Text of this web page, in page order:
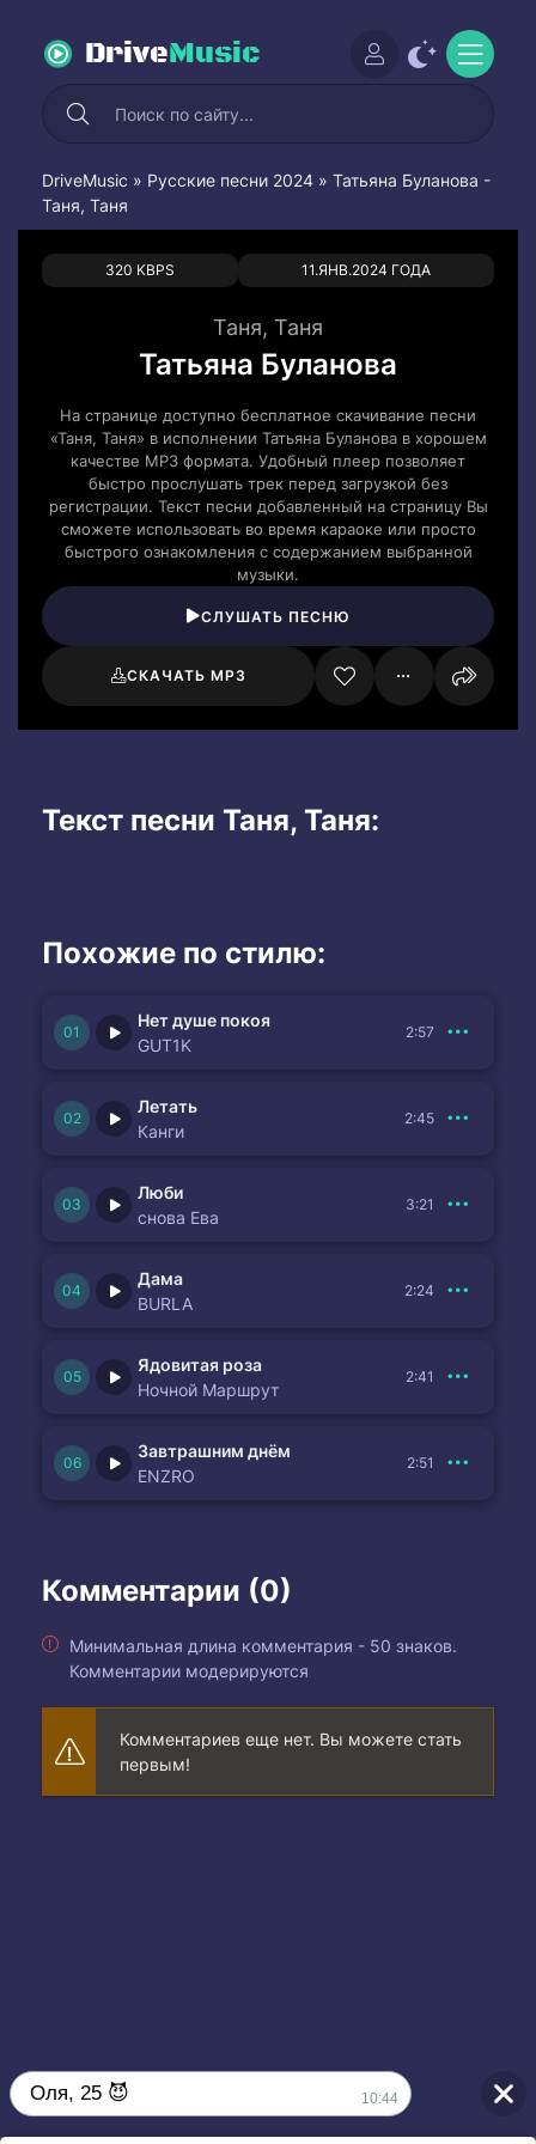
DriveMusic
DriveMusic » Русские песни 2024 » Татьяна Буланова -
Таня, Таня
320 KBPS 11.ЯНВ.2024 ГОДА
0 0
Таня, Таня
Татьяна Буланова
На странице доступно бесплатное скачивание песни
«Таня, Таня» в исполнении Татьяна Буланова в хорошем
качестве MP3 формата. Удобный плеер позволяет
быстро прослушать трек перед загрузкой без
регистрации. Текст песни добавленный на страницу Вы
сможете использовать во время караоке или просто
быстрого ознакомления с содержанием выбранной
музыки.
СЛУШАТЬ ПЕСНЮ
СКАЧАТЬ MP3
Текст песни Таня, Таня:
Похожие по стилю:
Нет душе покоя
GUT1K
2:57
Летать
Канги
2:45
Люби
снова Ева
3:21
Дама
BURLA
2:24
Ядовитая роза
Ночной Маршрут
2:41
Завтрашним днём
ENZRO
2:51
Комментарии (0)
Минимальная длина комментария - 50 знаков.
Комментарии модерируются
Комментариев еще нет. Вы можете стать
первым!
Оля, 25 😈 10:44